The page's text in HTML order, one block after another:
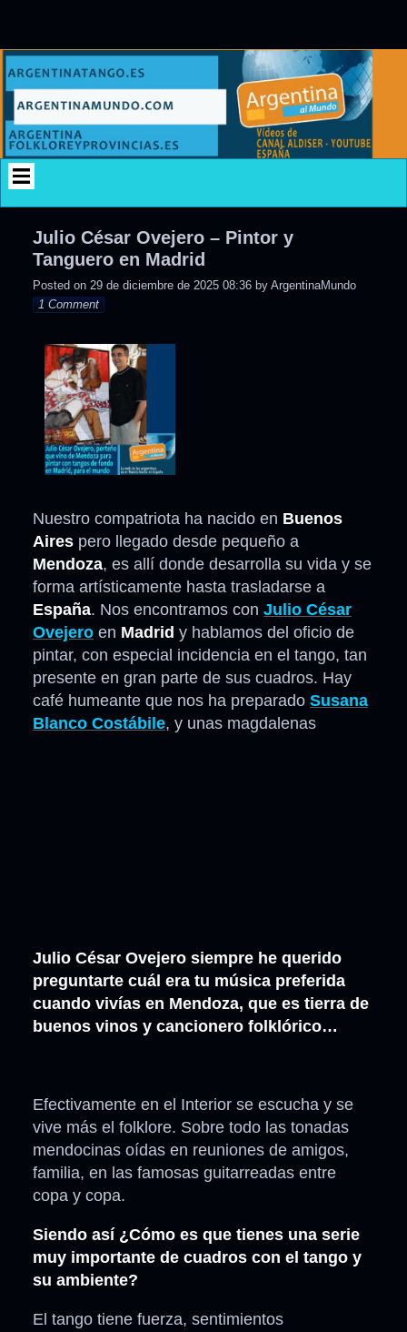
content
Julio César Ovejero – Pintor y
Tanguero en Madrid
Posted on 29 de diciembre de 2025 08:36 by ArgentinaMundo
1 Comment
Nuestro compatriota ha nacido en Buenos
Aires pero llegado desde pequeño a
Mendoza, es allí donde desarrolla su vida y se
forma artísticamente hasta trasladarse a
España. Nos encontramos con Julio César
Ovejero en Madrid y hablamos del oficio de
pintar, con especial incidencia en el tango, tan
presente en gran parte de sus cuadros. Hay
café humeante que nos ha preparado Susana
Blanco Costábile, y unas magdalenas
Julio César Ovejero siempre he querido
preguntarte cuál era tu música preferida
cuando vivías en Mendoza, que es tierra de
buenos vinos y cancionero folklórico…
Efectivamente en el Interior se escucha y se
vive más el folklore. Sobre todo las tonadas
mendocinas oídas en reuniones de amigos,
familia, en las famosas guitarreadas entre
copa y copa.
Siendo así ¿Cómo es que tienes una serie
muy importante de cuadros con el tango y
su ambiente?
El tango tiene fuerza, sentimientos